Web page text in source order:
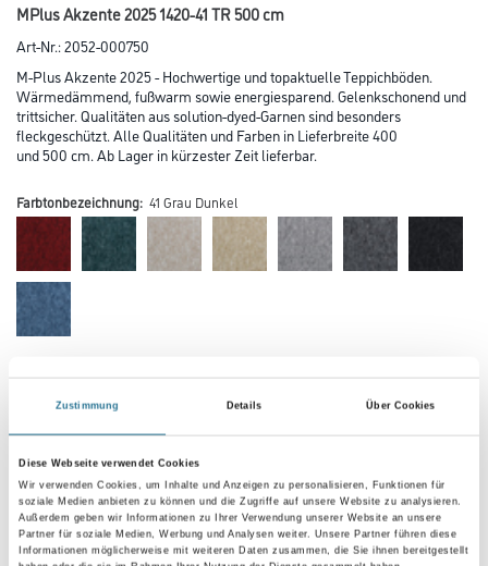
Zustimmung Details Über Cookies
Diese Webseite verwendet Cookies
Wir verwenden Cookies, um Inhalte und Anzeigen zu personalisieren, Funktionen für
soziale Medien anbieten zu können und die Zugriffe auf unsere Website zu analysieren.
Außerdem geben wir Informationen zu Ihrer Verwendung unserer Website an unsere
Partner für soziale Medien, Werbung und Analysen weiter. Unsere Partner führen diese
Informationen möglicherweise mit weiteren Daten zusammen, die Sie ihnen bereitgestellt
MPlus Akzente 2025 1420-41 TR 500 cm
Art-Nr.:2052-000750
M-Plus Akzente 2025 - Hochwertige und topaktuelle Teppichböden.
Wärmedämmend, fußwarm sowie energiesparend. Gelenkschonend und
trittsicher. Qualitäten aus solution-dyed-Garnen sind besonders
fleckgeschützt. Alle Qualitäten und Farben in Lieferbreite 400
und 500 cm. Ab Lager in kürzester Zeit lieferbar.
Farbtonbezeichnung: 41 Grau Dunkel
Farbtonbezeichnung
Verarbeitung Bodenbelag
Breite in centimeter